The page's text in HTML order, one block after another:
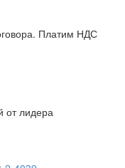
Платим НДС
от лидера